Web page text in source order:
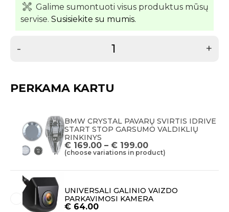
Galime sumontuoti visus produktus mūsų
servise. Susisiekite su mumis.
- +
PERKAMA KARTU
BMW CRYSTAL PAVARŲ SVIRTIS IDRIVE
START STOP GARSUMO VALDIKLIŲ
RINKINYS
€ 169.00 – € 199.00
(choose variations in product)
UNIVERSALI GALINIO VAIZDO
PARKAVIMOSI KAMERA
€ 64.00